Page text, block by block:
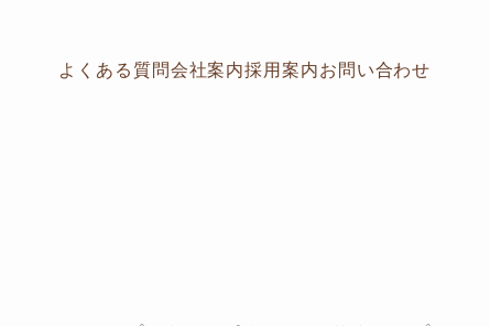
よくある質問会社案内採用案内お問い合わせ